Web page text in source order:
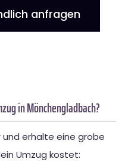
anfragen
in Mönchengladbach?
erhalte eine grobe
Umzug kostet: